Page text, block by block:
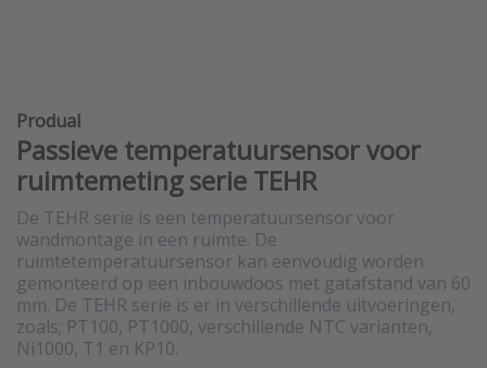
Produal
Passieve temperatuursensor voor
ruimtemeting serie TEHR
De TEHR serie is een temperatuursensor voor
wandmontage in een ruimte. De
ruimtetemperatuursensor kan eenvoudig worden
gemonteerd op een inbouwdoos met gatafstand van 60
mm. De TEHR serie is er in verschillende uitvoeringen,
zoals; PT100, PT1000, verschillende NTC varianten,
Ni1000, T1 en KP10.